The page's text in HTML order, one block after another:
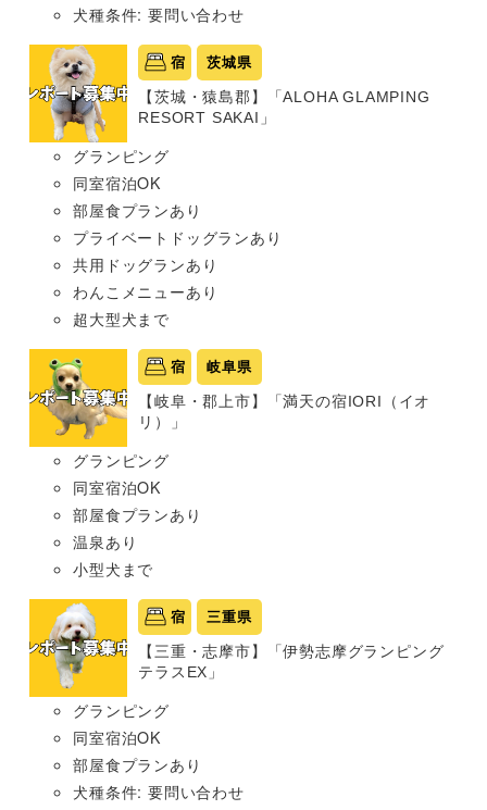
犬種条件: 要問い合わせ
宿 茨城県
【茨城・猿島郡】「ALOHA GLAMPING
RESORT SAKAI」
グランピング
同室宿泊OK
部屋食プランあり
プライベートドッグランあり
共用ドッグランあり
わんこメニューあり
超大型犬まで
宿 岐阜県
【岐阜・郡上市】「満天の宿IORI（イオ
リ）」
グランピング
同室宿泊OK
部屋食プランあり
温泉あり
小型犬まで
宿 三重県
【三重・志摩市】「伊勢志摩グランピング
テラスEX」
グランピング
同室宿泊OK
部屋食プランあり
犬種条件: 要問い合わせ